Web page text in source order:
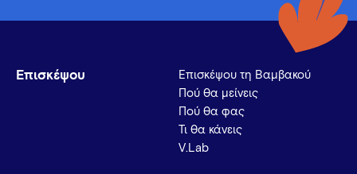
Επισκέψου
Επισκέψου τη Βαμβακού
Πού θα μείνεις
Πού θα φας
Τι θα κάνεις
V.Lab